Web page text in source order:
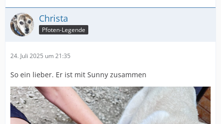
Christa
Pfoten-Legende
24. Juli 2025 um 21:35
So ein lieber. Er ist mit Sunny zusammen